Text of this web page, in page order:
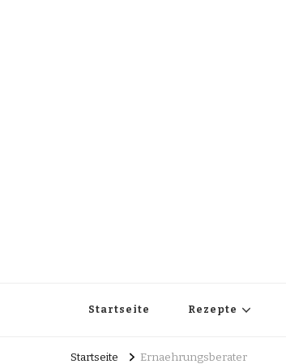
Startseite Rezepte
Startseite Ernaehrungsberater